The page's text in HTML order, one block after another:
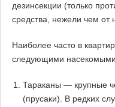
дезинсекции (только
средства, нежели чем от
Наиболее часто в
следующими
Тараканы — крупные
(прусаки). В редких